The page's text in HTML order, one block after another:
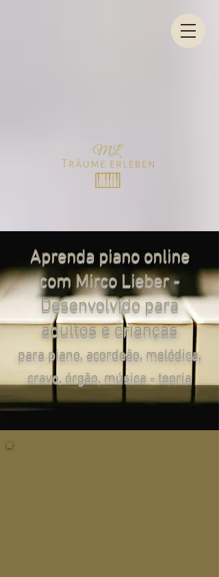
Aprenda piano online
com Mirco Lieber -
Desenvolvido para
adultos e crianças
para piano, acordeão, melódica,
cravo, órgão, música - teoria